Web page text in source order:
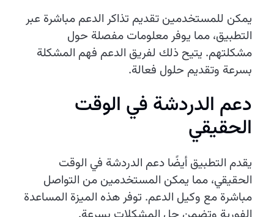
يمكن للمستخدمين تقديم تذاكر الدعم مباشرة عبر
التطبيق، مما يوفر معلومات مفصلة حول
مشكلتهم. يتيح ذلك لفريق الدعم فهم المشكلة
بسرعة وتقديم حلول فعالة.
دعم الدردشة في الوقت
الحقيقي
يقدم التطبيق أيضًا دعم الدردشة في الوقت
الحقيقي، مما يمكن المستخدمين من التواصل
مباشرة مع وكيل الدعم. توفر هذه الميزة المساعدة